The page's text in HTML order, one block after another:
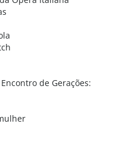
de Gerações: